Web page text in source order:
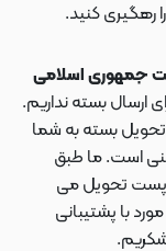
رهگیری کنید.
جمهوری اسلامی
بسته نداریم.
تحویل بسته به شما
است. ما طبق
پست تحویل می
با پشتیبانی